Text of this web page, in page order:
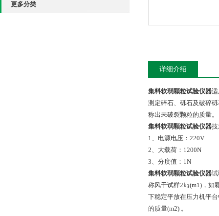
更多分类
详细介绍
集料软弱颗粒试验仪器
测定碎石、砾石及破碎
称出未破裂颗粒的质量。
集料软弱颗粒试验仪器
1、电源电压：220V
2、大载荷：1200N
3、分度值：1N
集料软弱颗粒试验仪器
称风干试样2㎏(m1)，如
下稳定平放在压力机平
的质量(m2) 。